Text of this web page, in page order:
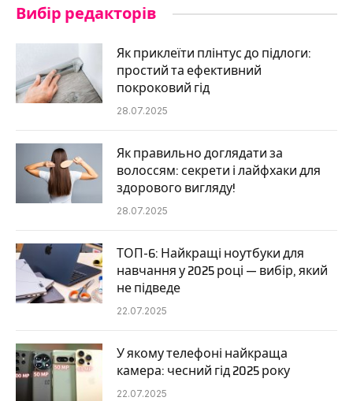
Вибір редакторів
Як приклеїти плінтус до підлоги:
простий та ефективний
покроковий гід
28.07.2025
Як правильно доглядати за
волоссям: секрети і лайфхаки для
здорового вигляду!
28.07.2025
ТОП-6: Найкращі ноутбуки для
навчання у 2025 році — вибір, який
не підведе
22.07.2025
У якому телефоні найкраща
камера: чесний гід 2025 року
22.07.2025